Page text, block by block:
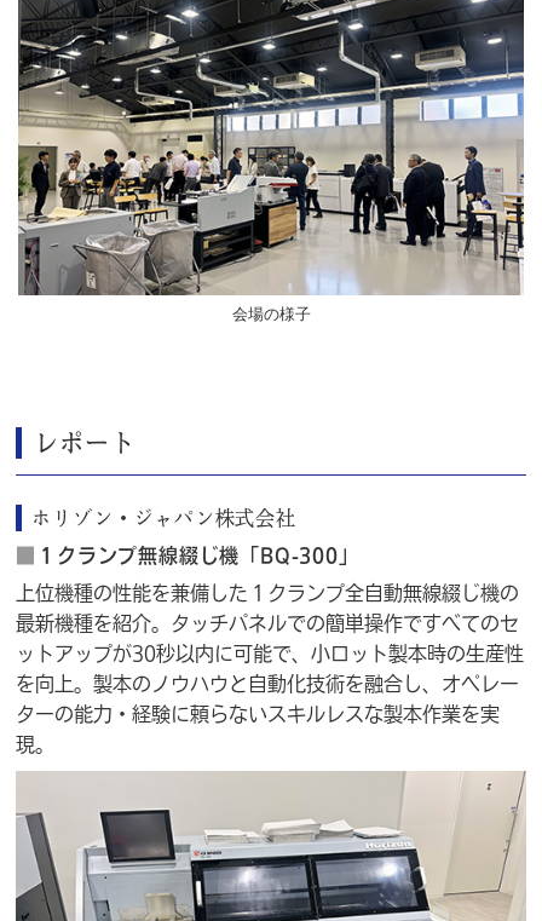
会場の様子
レポート
ホリゾン・ジャパン株式会社
■ １クランプ無線綴じ機「BQ-300」
上位機種の性能を兼備した１クランプ全自動無線綴じ機の
最新機種を紹介。タッチパネルでの簡単操作ですべてのセ
ットアップが30秒以内に可能で、小ロット製本時の生産性
を向上。製本のノウハウと自動化技術を融合し、オペレー
ターの能力・経験に頼らないスキルレスな製本作業を実
現。